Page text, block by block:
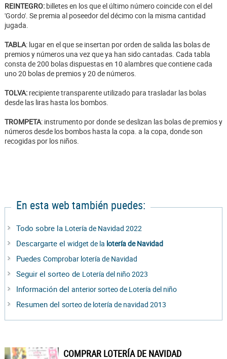
REINTEGRO:billetes en los que el último número coincide con el del
'Gordo'. Se premia al poseedor del décimo con la misma cantidad
jugada.
TABLA: lugar en el que se insertan por orden de salida las bolas de
premios y números una vez que ya han sido cantadas. Cada tabla
consta de 200 bolas dispuestas en 10 alambres que contiene cada
uno 20 bolas de premios y 20 de números.
TOLVA:recipiente transparente utilizado para trasladar las bolas
desde las liras hasta los bombos.
TROMPETA: instrumento por donde se deslizan las bolas de premios y
números desde los bombos hasta la copa. a la copa, donde son
recogidas por los niños.
En esta web también puedes:
Todo sobre la Lotería de Navidad 2022
Descargarte el widget de la lotería de Navidad
Puedes Comprobar lotería de Navidad
Seguir el sorteo de Lotería del niño 2023
Información del anterior sorteo de Lotería del niño
Resumen del sorteo de lotería de navidad 2013
COMPRAR LOTERÍA DE NAVIDAD